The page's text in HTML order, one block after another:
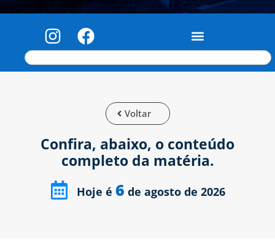
Voltar
Confira, abaixo, o conteúdo
completo da matéria.
Hoje é 6 de agosto de 2026